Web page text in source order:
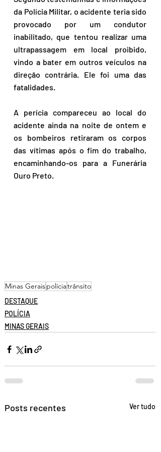
da Polícia Militar, o acidente teria sido
provocado por um condutor
inabilitado, que tentou realizar uma
ultrapassagem em local proibido,
vindo a bater em outros veículos na
direção contrária. Ele foi uma das
fatalidades.
A perícia compareceu ao local do
acidente ainda na noite de ontem e
os bombeiros retiraram os corpos
das vítimas após o fim do trabalho,
encaminhando-os para a Funerária
Ouro Preto.
Minas Geraispolíciatrânsito
DESTAQUE
POLÍCIA
MINAS GERAIS
Posts recentes Ver tudo